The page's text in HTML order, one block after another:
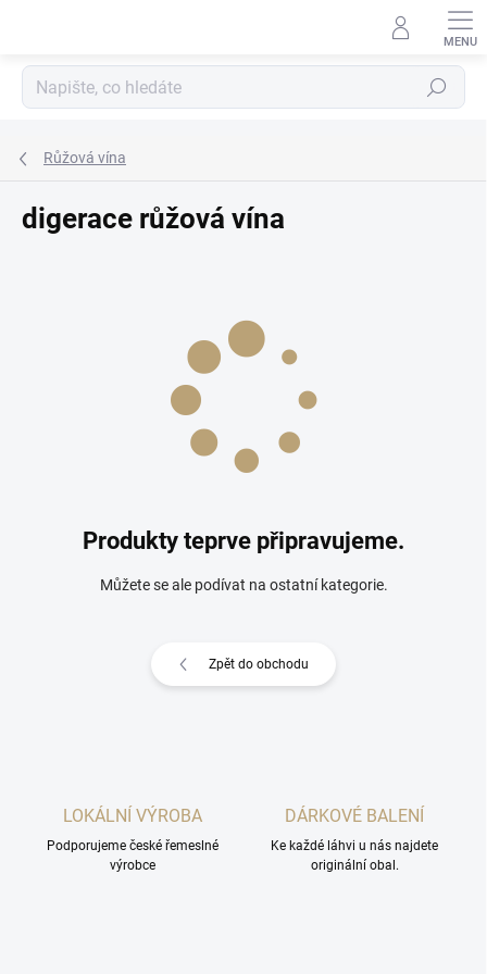
Hledat
Růžová vína
digerace růžová vína
Produkty teprve připravujeme.
Můžete se ale podívat na ostatní kategorie.
Zpět do obchodu
LOKÁLNÍ VÝROBA
Podporujeme české řemeslné
výrobce
DÁRKOVÉ BALENÍ
Ke každé láhvi u nás najdete
originální obal.